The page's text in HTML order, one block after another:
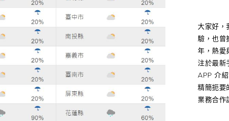
大家好，
驗，也曾
年，熱愛
注於最新
APP 介
精簡扼要
業務合作